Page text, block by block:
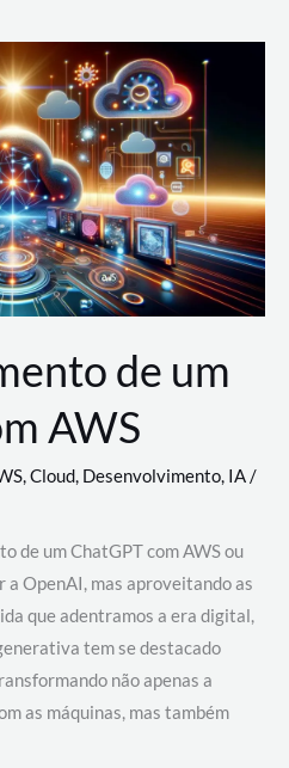
de um
AWS
,Cloud, Desenvolvimento, IA/
de um ChatGPT com AWS ou
OpenAI, mas aproveitando as
que adentramos a era digital,
tem se destacado
não apenas a
as máquinas, mas também